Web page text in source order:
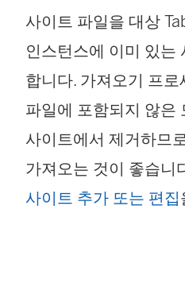
사이트 파일을 대상
인스턴스에 이미 있는
합니다. 가져오기 프
파일에 포함되지 않은
사이트에서 제거하므
가져오는 것이 좋습니
사이트 추가 또는 편집